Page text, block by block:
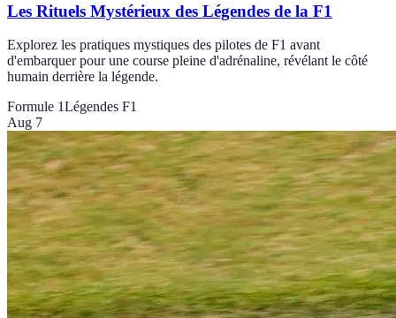
Les Rituels Mystérieux des Légendes de la F1
Explorez les pratiques mystiques des pilotes de F1 avant
d'embarquer pour une course pleine d'adrénaline, révélant le côté
humain derrière la légende.
Formule 1Légendes F1
Aug 7